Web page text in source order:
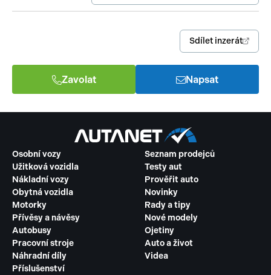
Sdílet inzerát
Zavolat Napsat
Osobní vozy
Užitková vozidla
Nákladní vozy
Obytná vozidla
Motorky
Přívěsy a návěsy
Autobusy
Pracovní stroje
Náhradní díly
Příslušenství
Seznam prodejců
Testy aut
Prověřit auto
Novinky
Rady a tipy
Nové modely
Ojetiny
Auto a život
Videa